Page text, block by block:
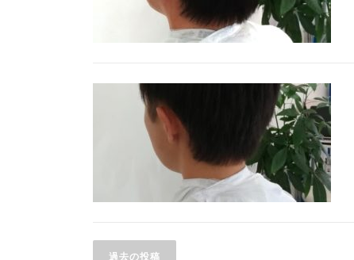
投
過去の投稿